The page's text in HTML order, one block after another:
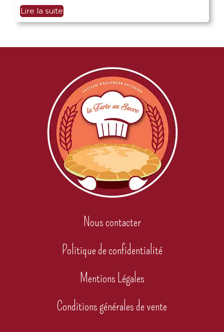
Lire la suite
Nous contacter
Politique de confidentialité
Mentions Légales
Conditions générales de vente